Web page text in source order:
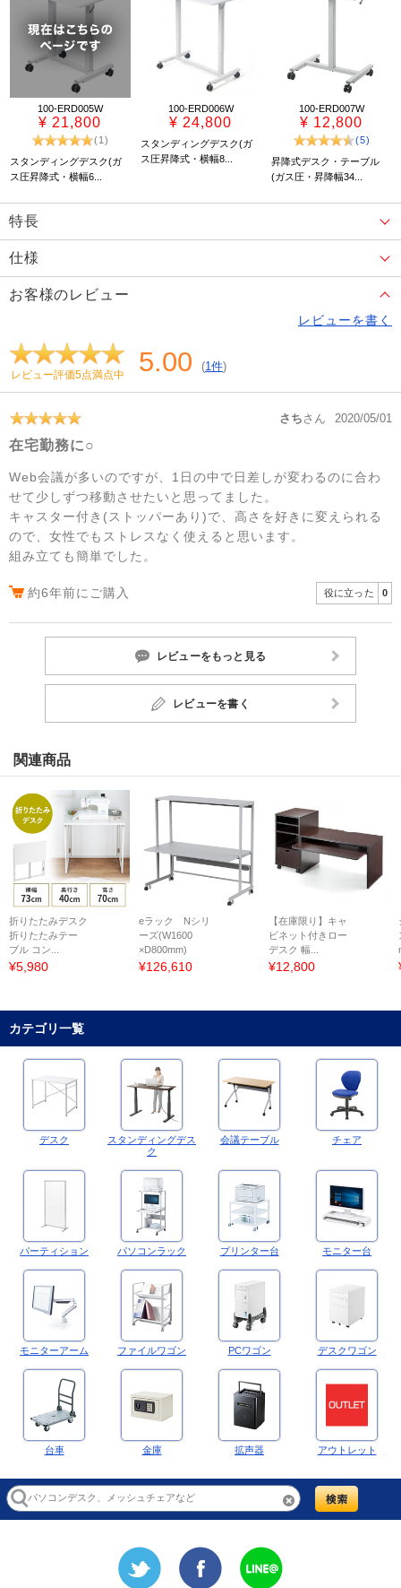
100-ERD005W
¥ 21,800
(1)
スタンディングデスク(ガ
ス圧昇降式・横幅6...
100-ERD006W
¥ 24,800
スタンディングデスク(ガ
ス圧昇降式・横幅8...
100-ERD007W
¥ 12,800
(5)
昇降式デスク・テーブル
(ガス圧・昇降幅34...
特長
仕様
お客様のレビュー
レビューを書く
レビュー評価5点満点中 5.00 (1件)
さちさん 2020/05/01
在宅勤務に○
Web会議が多いのですが、1日の中で日差しが変わるのに合わ
せて少しずつ移動させたいと思ってました。
キャスター付き(ストッパーあり)で、高さを好きに変えられる
ので、女性でもストレスなく使えると思います。
組み立ても簡単でした。
約6年前にご購入 役に立った 0
レビューをもっと見る
レビューを書く
関連商品
折りたたみデスク
折りたたみテー
ブル コン...
¥5,980
eラック Nシリ
ーズ(W1600
×D800mm)
¥126,610
【在庫限り】キャ
ビネット付きロー
デスク 幅...
¥12,800
カテゴリ一覧
デスク
スタンディングデス
ク
会議テーブル チェア
パーティション パソコンラック プリンター台 モニター台
モニターアーム ファイルワゴン PCワゴン デスクワゴン
台車 金庫 拡声器 アウトレット